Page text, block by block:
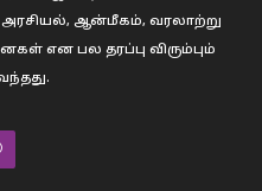
அரசியல், ஆன்மீகம், வரலாற்று
என பல தரப்பு விரும்பும்